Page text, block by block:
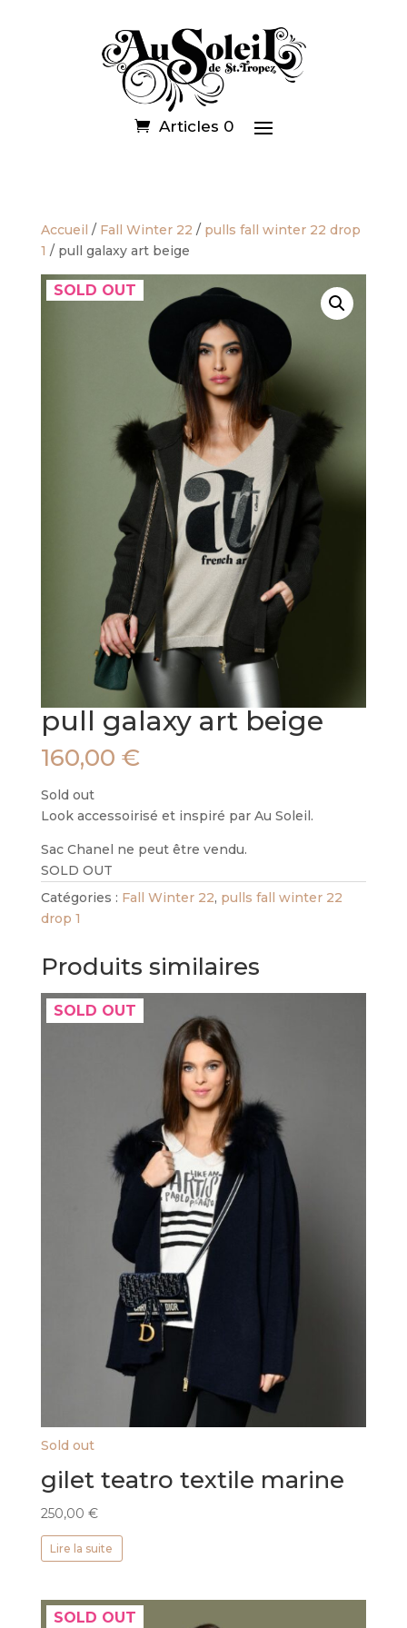
Articles 0
Accueil / Fall Winter 22 / pulls fall winter 22 drop
1 / pull galaxy art beige
SOLD OUT
pull galaxy art beige
160,00 €
Sold out
Look accessoirisé et inspiré par Au Soleil.
Sac Chanel ne peut être vendu.
SOLD OUT
Catégories : Fall Winter 22, pulls fall winter 22
drop 1
Produits similaires
SOLD OUT
Sold out
gilet teatro textile marine
250,00 €
Lire la suite
SOLD OUT